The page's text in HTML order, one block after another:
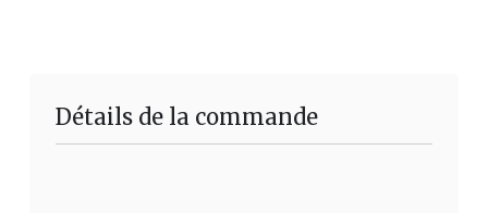
Détails de la commande